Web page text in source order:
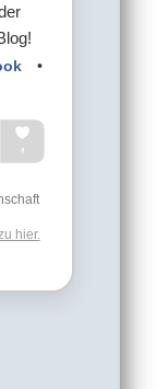
•
hier.